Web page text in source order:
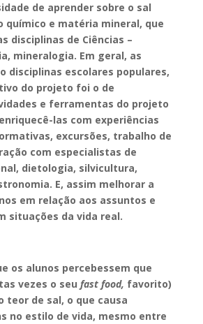
de aprender sobre o sal
químico e matéria mineral, que
disciplinas de Ciências –
mineralogia. Em geral, as
disciplinas escolares populares,
do projeto foi o de
e ferramentas do projeto
las com experiências
excursões, trabalho de
com especialistas de
dietologia, silvicultura,
E, assim melhorar a
em relação aos assuntos e
situações da vida real.
os alunos percebessem que
vezes o seu fast food, favorito)
teor de sal, o que causa
no estilo de vida, mesmo entre